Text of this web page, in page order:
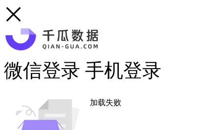
微信登录 手机登录
加载失败